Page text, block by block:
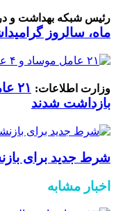
رئیس شبکه بهداشت و
ماه، سالروز
وزارت اطلاعات:
بازداشت شدند
شرط جدید برای
اخبار مشابه